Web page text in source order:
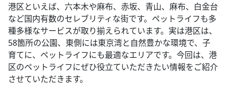
港区といえば、六本木や麻布、赤坂、青山、麻布、白金台
など国内有数のセレブリティな街です。ペットライフも多
種多様なサービスが取り揃えられています。実は港区は、
58箇所の公園、東側には東京湾と自然豊かな環境で、子
育てに、ペットライフにも最適なエリアです。今回は、港
区のペットライフにぜひ役立ていただきたい情報をご紹介
させていただきます。